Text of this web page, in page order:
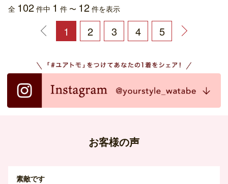
全 102 件中 1 件 〜 12 件を表示
1 2 3 4 5
お客様の声
素敵です